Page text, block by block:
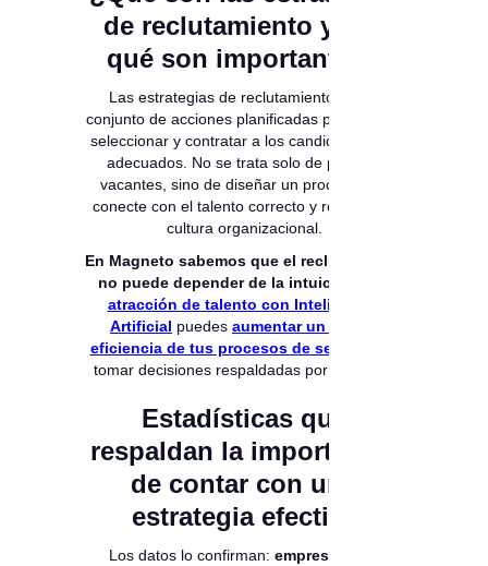
de reclutamiento y por
qué son importantes?
Las estrategias de reclutamiento son el
conjunto de acciones planificadas para atraer,
seleccionar y contratar a los candidatos más
adecuados. No se trata solo de publicar
vacantes, sino de diseñar un proceso que
conecte con el talento correcto y refuerce la
cultura organizacional.
En Magneto sabemos que el reclutamiento
no puede depender de la intuición:
atracción de talento con Inteligencia
Artificial puedes aumentar un 50% la
eficiencia de tus procesos de selección
tomar decisiones respaldadas por analítica.
Estadísticas que
respaldan la importancia
de contar con una
estrategia efectiva
Los datos lo confirman: empresas con